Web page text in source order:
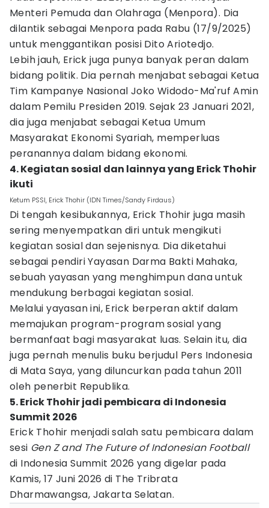
Menteri Pemuda dan Olahraga (Menpora). Dia
dilantik sebagai Menpora pada Rabu (17/9/2025)
untuk menggantikan posisi Dito Ariotedjo.
Lebih jauh, Erick juga punya banyak peran dalam
bidang politik. Dia pernah menjabat sebagai Ketua
Tim Kampanye Nasional Joko Widodo-Ma'ruf Amin
dalam Pemilu Presiden 2019. Sejak 23 Januari 2021,
dia juga menjabat sebagai Ketua Umum
Masyarakat Ekonomi Syariah, memperluas
peranannya dalam bidang ekonomi.
4. Kegiatan sosial dan lainnya yang Erick Thohir
ikuti
Ketum PSSI, Erick Thohir (IDN Times/Sandy Firdaus)
Di tengah kesibukannya, Erick Thohir juga masih
sering menyempatkan diri untuk mengikuti
kegiatan sosial dan sejenisnya. Dia diketahui
sebagai pendiri Yayasan Darma Bakti Mahaka,
sebuah yayasan yang menghimpun dana untuk
mendukung berbagai kegiatan sosial.
Melalui yayasan ini, Erick berperan aktif dalam
memajukan program-program sosial yang
bermanfaat bagi masyarakat luas. Selain itu, dia
juga pernah menulis buku berjudul Pers Indonesia
di Mata Saya, yang diluncurkan pada tahun 2011
oleh penerbit Republika.
5. Erick Thohir jadi pembicara di Indonesia
Summit 2026
Erick Thohir menjadi salah satu pembicara dalam
sesi Gen Z and The Future of Indonesian Football
di Indonesia Summit 2026 yang digelar pada
Kamis, 17 Juni 2026 di The Tribrata
Dharmawangsa, Jakarta Selatan.